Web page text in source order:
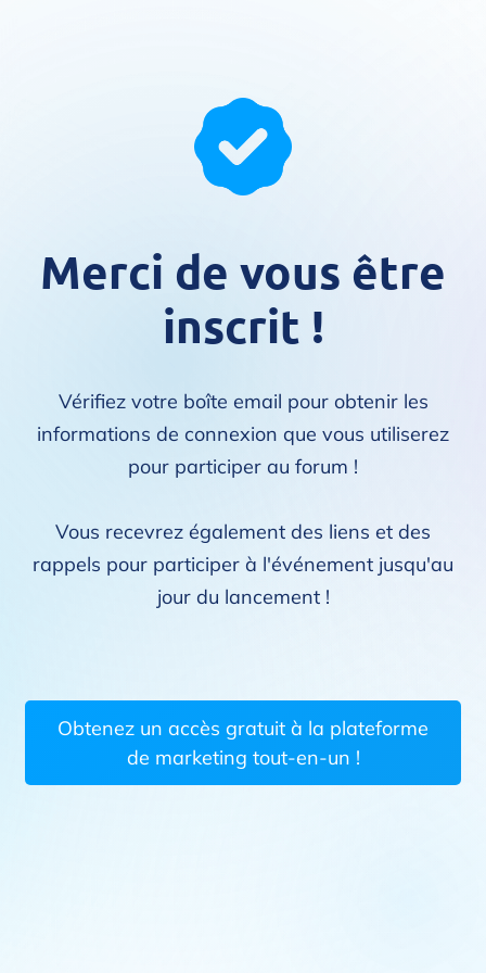
Merci de vous être
inscrit !
Vérifiez votre boîte email pour obtenir les
informations de connexion que vous utiliserez
pour participer au forum !
Vous recevrez également des liens et des
rappels pour participer à l'événement jusqu'au
jour du lancement !
Obtenez un accès gratuit à la plateforme
de marketing tout-en-un !